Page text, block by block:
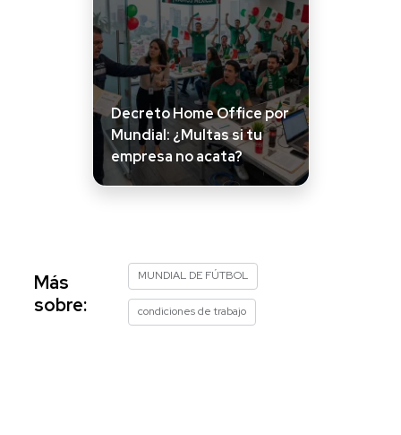
Decreto Home Office por
Mundial: ¿Multas si tu
empresa no acata?
Más
sobre:
MUNDIAL DE FÚTBOL
condiciones de trabajo